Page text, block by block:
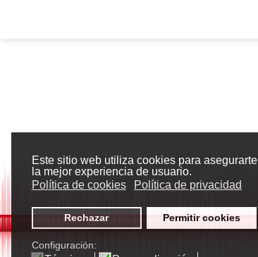
Este sitio web utiliza cookies para asegurarte
la mejor experiencia de usuario.
Política de cookies
Política de privacidad
Rechazar Permitir cookies
Configuración: